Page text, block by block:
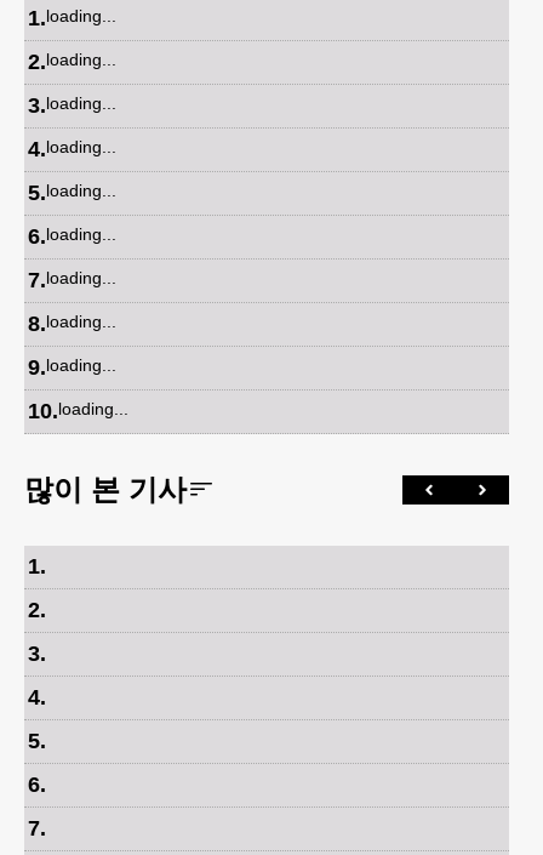
1.loading...
2.loading...
3.loading...
4.loading...
5.loading...
6.loading...
7.loading...
8.loading...
9.loading...
10.loading...
많이 본 기사
1.
2.
3.
4.
5.
6.
7.